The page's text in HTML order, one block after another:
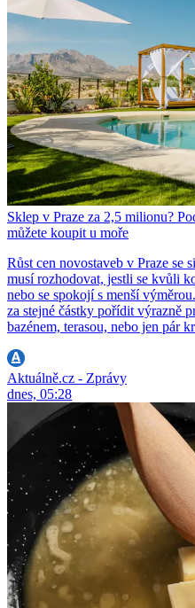
Sklep v Praze za 2,5 milionu?
můžete koupit u moře
Růst cen novostaveb v Praze se
musí rozhodovat, jestli se kvůli
nebo se spokojí s menší
za stejné částky pořídit výrazně
bazénem, terasou, nebo jen pár
Aktuálně.cz - Zprávy
dnes, 05:28